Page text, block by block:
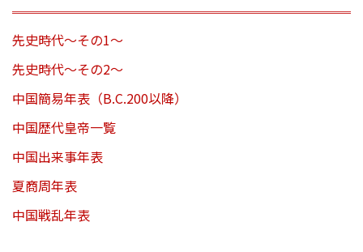
先史時代～その1～
先史時代～その2～
中国簡易年表（B.C.200以降）
中国歴代皇帝一覧
中国出来事年表
夏商周年表
中国戦乱年表